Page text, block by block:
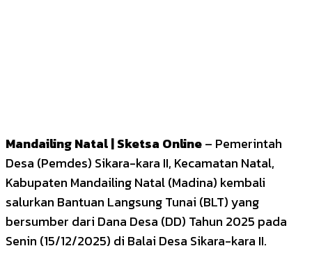
Mandailing Natal | Sketsa Online– Pemerintah
Desa (Pemdes) Sikara-kara II, Kecamatan Natal,
Kabupaten Mandailing Natal (Madina) kembali
salurkan Bantuan Langsung Tunai (BLT) yang
bersumber dari Dana Desa (DD) Tahun 2025 pada
Senin (15/12/2025) di Balai Desa Sikara-kara II.